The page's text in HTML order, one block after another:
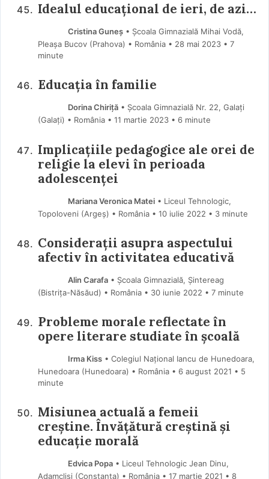
Idealul educațional de ieri, de azi…
Cristina Guneș• Școala Gimnazială Mihai Vodă,
Pleașa Bucov (Prahova) • România
28 mai 2023 • 7
minute
Educația în familie
Dorina Chiriță• Școala Gimnazială Nr. 22, Galați
(Galaţi) • România
11 martie 2023 • 6 minute
Implicațiile pedagogice ale orei de
religie la elevi în perioada
adolescenței
Mariana Veronica Matei• Liceul Tehnologic,
Topoloveni (Argeş) • România
10 iulie 2022 • 3 minute
Considerații asupra aspectului
afectiv în activitatea educativă
Alin Carafa• Școala Gimnazială, Șintereag
(Bistriţa-Năsăud) • România
30 iunie 2022 • 7 minute
Probleme morale reflectate în
opere literare studiate în școală
Irma Kiss• Colegiul Național Iancu de Hunedoara,
Hunedoara (Hunedoara) • România
6 august 2021 • 5
minute
Misiunea actuală a femeii
creștine. Învățătură creștină și
educație morală
Edvica Popa• Liceul Tehnologic Jean Dinu,
Adamclisi (Constanţa) • România
17 martie 2021 • 8